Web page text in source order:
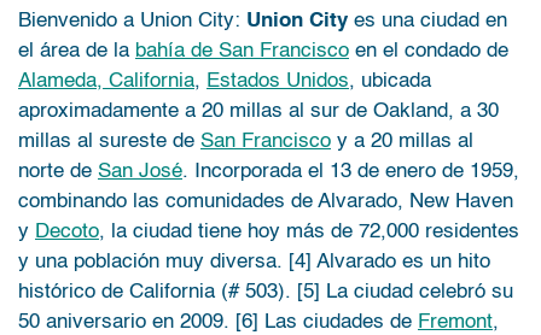
Bienvenido a Union City: Union City es una ciudad en
el área de la bahía de San Francisco en el condado de
Alameda, California, Estados Unidos, ubicada
aproximadamente a 20 millas al sur de Oakland, a 30
millas al sureste de San Francisco y a 20 millas al
norte de San José. Incorporada el 13 de enero de 1959,
combinando las comunidades de Alvarado, New Haven
y Decoto, la ciudad tiene hoy más de 72,000 residentes
y una población muy diversa. [4] Alvarado es un hito
histórico de California (# 503). [5] La ciudad celebró su
50 aniversario en 2009. [6] Las ciudades de Fremont,